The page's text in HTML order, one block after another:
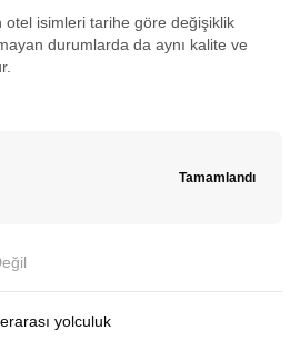
otel isimleri tarihe göre değişiklik
durumlarda da aynı kalite ve
Tamamlandı
yolculuk